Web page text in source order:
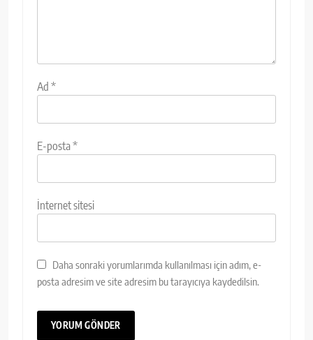
Ad *
E-posta*
İnternet sitesi
Daha sonraki yorumlarımda kullanılması için adım, e-
posta adresim ve site adresim bu tarayıcıya kaydedilsin.